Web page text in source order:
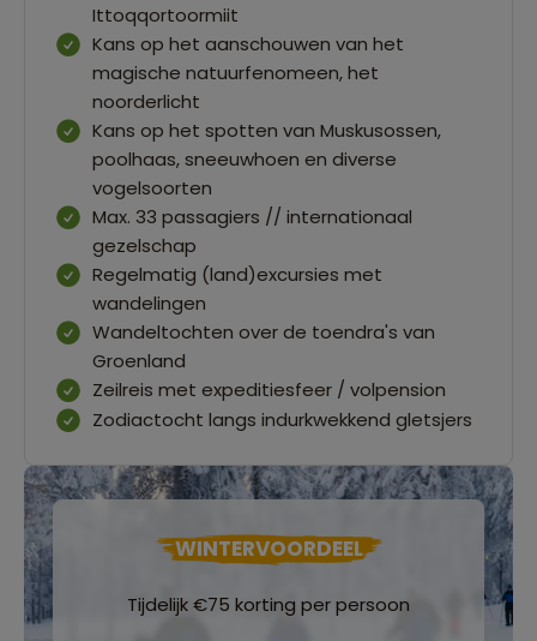
Ittoqqortoormiit
Kans op het aanschouwen van het
magische natuurfenomeen, het
noorderlicht
Kans op het spotten van Muskusossen,
poolhaas, sneeuwhoen en diverse
vogelsoorten
Max. 33 passagiers // internationaal
gezelschap
Regelmatig (land)excursies met
wandelingen
Wandeltochten over de toendra's van
Groenland
Zeilreis met expeditiesfeer / volpension
Zodiactocht langs indurkwekkend gletsjers
WINTERVOORDEEL
Tijdelijk €75 korting per persoon